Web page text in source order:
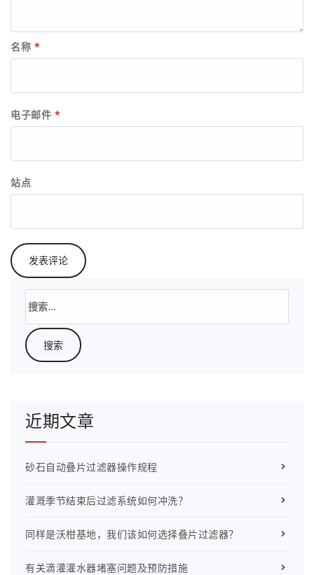
名称 *
电子邮件 *
站点
索：
近期文章
砂石自动叠片过滤器操作规程
灌溉季节结束后过滤系统如何冲洗？
同样是沃柑基地，我们该如何选择叠片过滤器？
有关滴灌灌水器堵塞问题及预防措施